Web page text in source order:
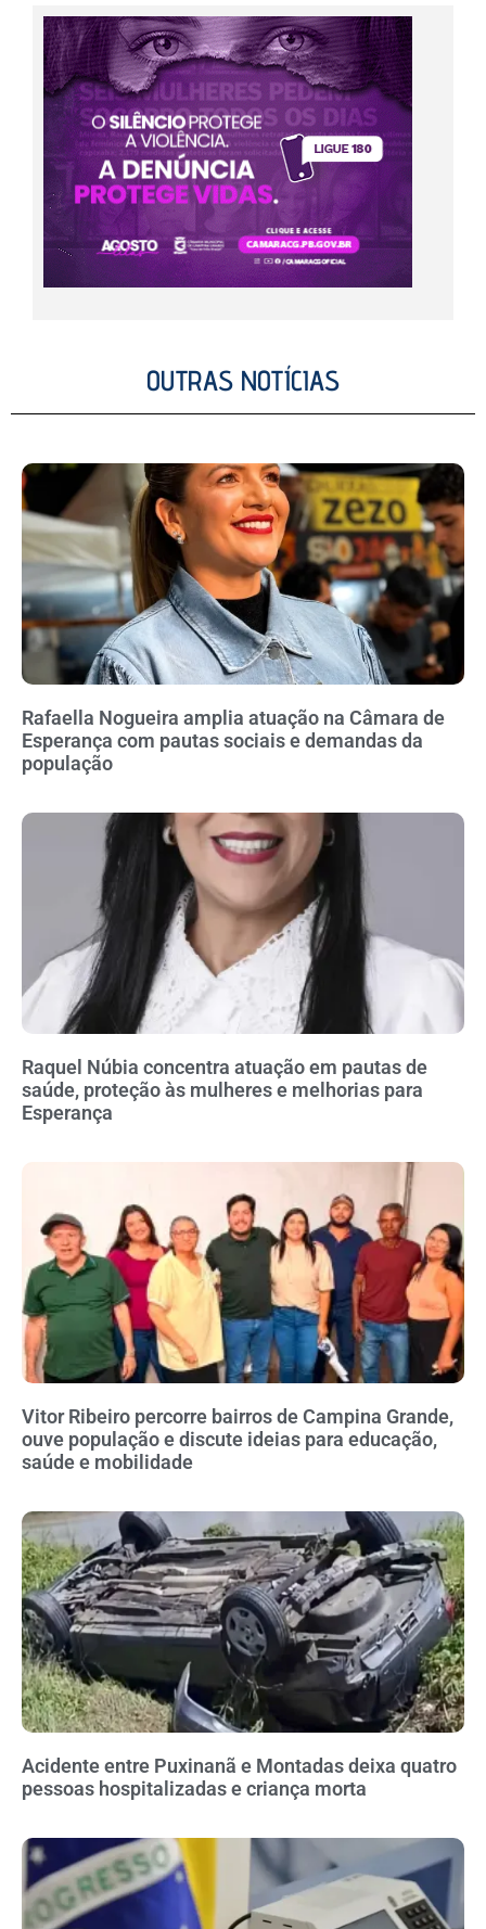
OUTRAS NOTÍCIAS
Rafaella Nogueira amplia atuação na Câmara de
Esperança com pautas sociais e demandas da
população
Raquel Núbia concentra atuação em pautas de
saúde, proteção às mulheres e melhorias para
Esperança
Vitor Ribeiro percorre bairros de Campina Grande,
ouve população e discute ideias para educação,
saúde e mobilidade
Acidente entre Puxinanã e Montadas deixa quatro
pessoas hospitalizadas e criança morta